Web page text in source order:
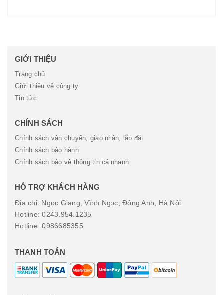
GIỚI THIỆU
Trang chủ
Giới thiệu về công ty
Tin tức
CHÍNH SÁCH
Chính sách vận chuyển, giao nhận, lắp đặt
Chính sách bảo hành
Chính sách bảo vệ thông tin cá nhanh
HỖ TRỢ KHÁCH HÀNG
Địa chỉ: Ngọc Giang, Vĩnh Ngọc, Đông Anh, Hà Nội
Hotline: 0243.954.1235
Hotline: 0986685355
THANH TOÁN